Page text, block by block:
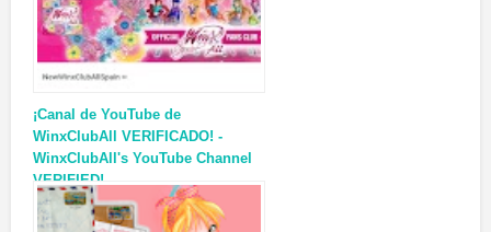
¡Canal de YouTube de
WinxClubAll VERIFICADO! -
WinxClubAll's YouTube Channel
VERIFIED!